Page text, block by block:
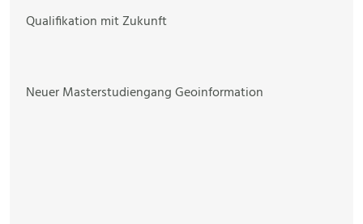
Qualifikation mit Zukunft
Neuer Masterstudiengang Geoinformation